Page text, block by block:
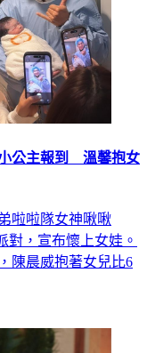
公主報到 溫馨抱女
啦啦隊女神啾啾
對，宣布懷上女娃。
陳晨威抱著女兒比6